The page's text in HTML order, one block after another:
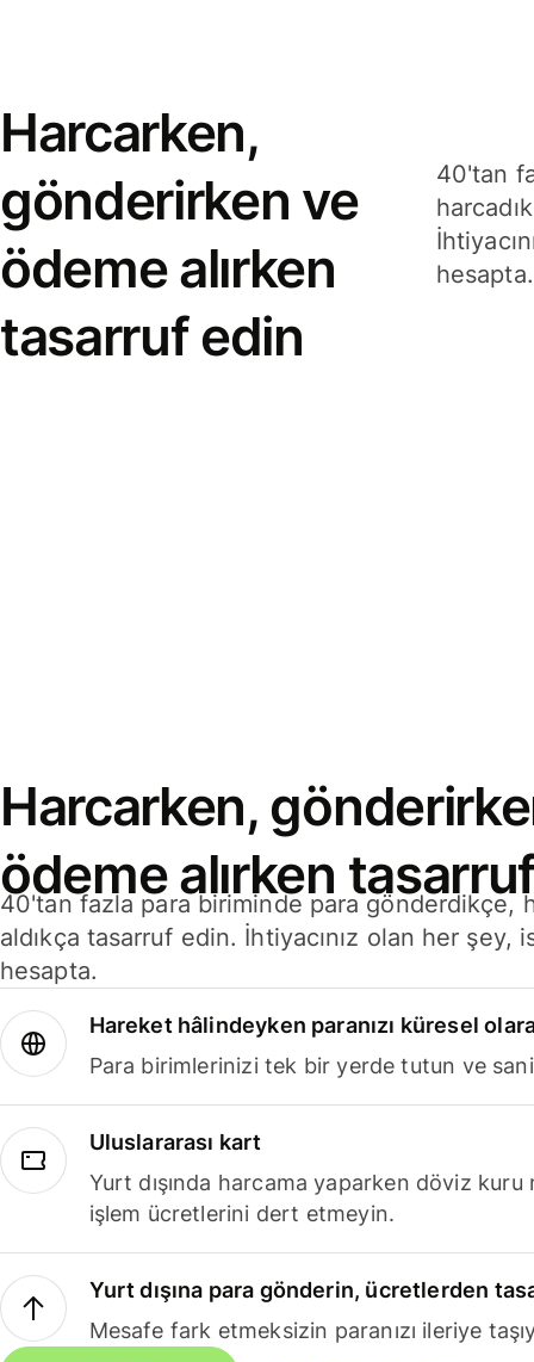
Harcarken,
gönderirken ve
ödeme alırken
tasarruf edin
40'tan
hesapta.
Harcarken,
ödeme alırken
40'tan fazla para biriminde para gönderdikçe,
aldıkça tasarruf edin. İhtiyacınız olan her
hesapta.
Hareket hâlindeyken paranızı küresel
Para birimlerinizi tek bir yerde tutun ve
Uluslararası kart
Yurt dışında harcama yaparken döviz kuru
işlem ücretlerini dert etmeyin.
Yurt dışına para gönderin, ücretlerden
Mesafe fark etmeksizin paranızı ileriye